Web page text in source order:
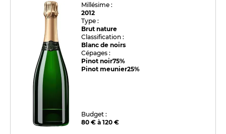
Millésime :
2012
Type :
Brut nature
Classification :
Blanc de noirs
Cépages :
Pinot noir75%
Pinot meunier25%
Budget :
80 € à 120 €